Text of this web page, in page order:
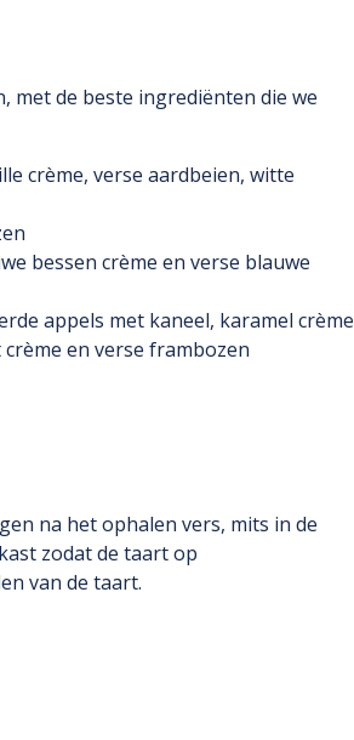
met de beste ingrediënten die we
crème, verse aardbeien, witte
bessen crème en verse blauwe
appels met kaneel, karamel crème
en verse frambozen
na het ophalen vers, mits in de
zodat de taart op
van de taart.